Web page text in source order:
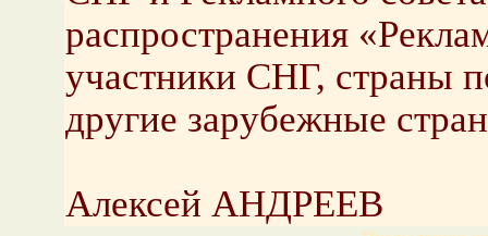
распространения
участники СНГ, страны
другие зарубежные
Алексей АНДРЕЕВ